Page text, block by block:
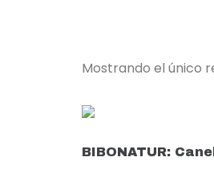
Mostrando el único
BIBONATUR: